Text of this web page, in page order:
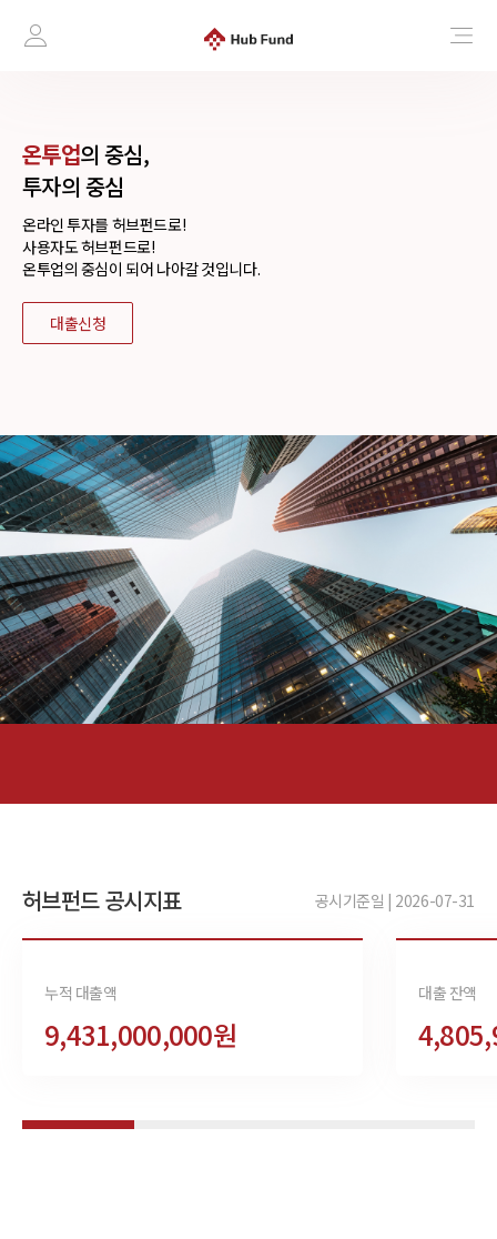
온투업의 중심,
투자의 중심
온라인 투자를 허브펀드로!
사용자도 허브펀드로!
온투업의 중심이 되어 나아갈 것입니다.
대출신청
허브펀드 공시지표 공시기준일 | 2026-07-31
누적 대출액
9,431,000,000원
대출 잔액